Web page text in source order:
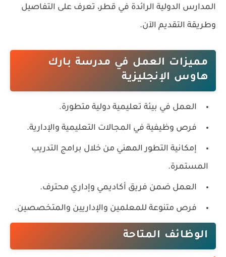
المدارس الدولية الرائدة في قطر، تعرف على التفاصيل
وطريقة التقديم الآن.
مميزات العمل في مدرسة بارك
هاوس الإنجليزية
العمل في بيئة تعليمية دولية متطورة.
فرص وظيفية في المجالات التعليمية والإدارية.
إمكانية التطور المهني من خلال برامج التدريب
المستمرة.
العمل ضمن فريق أكاديمي وإداري محترف.
فرص متنوعة للمعلمين والإداريين والمتخصصين.
الوظائف المتاحة